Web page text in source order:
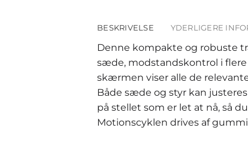
BESKRIVELSE YDERLIGERE
Denne kompakte og robuste
sæde, modstandskontrol i
skærmen viser alle de
Både sæde og styr kan
på stellet som er let at nå, så
Motionscyklen drives af